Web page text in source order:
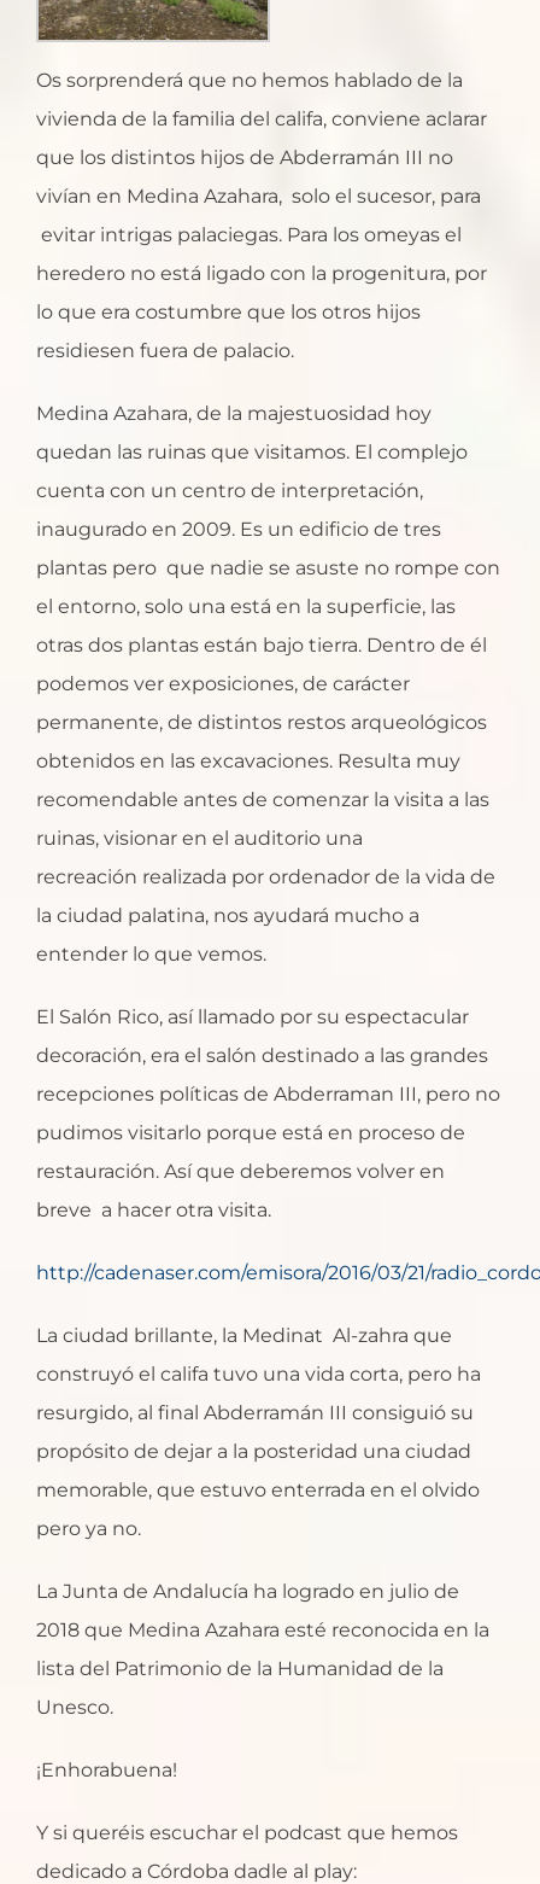
Os sorprenderá que no hemos hablado de la
vivienda de la familia del califa, conviene aclarar
que los distintos hijos de Abderramán III no
vivían en Medina Azahara, solo el sucesor, para
evitar intrigas palaciegas. Para los omeyas el
heredero no está ligado con la progenitura, por
lo que era costumbre que los otros hijos
residiesen fuera de palacio.
Medina Azahara, de la majestuosidad hoy
quedan las ruinas que visitamos. El complejo
cuenta con un centro de interpretación,
inaugurado en 2009. Es un edificio de tres
plantas pero que nadie se asuste no rompe con
el entorno, solo una está en la superficie, las
otras dos plantas están bajo tierra. Dentro de él
podemos ver exposiciones, de carácter
permanente, de distintos restos arqueológicos
obtenidos en las excavaciones. Resulta muy
recomendable antes de comenzar la visita a las
ruinas, visionar en el auditorio una
recreación realizada por ordenador de la vida de
la ciudad palatina, nos ayudará mucho a
entender lo que vemos.
El Salón Rico, así llamado por su espectacular
decoración, era el salón destinado a las grandes
recepciones políticas de Abderraman III, pero no
pudimos visitarlo porque está en proceso de
restauración. Así que deberemos volver en
breve a hacer otra visita.
http://cadenaser.com/emisora/2016/03/21/
La ciudad brillante, la Medinat Al-zahra que
construyó el califa tuvo una vida corta, pero ha
resurgido, al final Abderramán III consiguió su
propósito de dejar a la posteridad una ciudad
memorable, que estuvo enterrada en el olvido
pero ya no.
La Junta de Andalucía ha logrado en julio de
2018 que Medina Azahara esté reconocida en la
lista del Patrimonio de la Humanidad de la
Unesco.
¡Enhorabuena!
Y si queréis escuchar el podcast que hemos
dedicado a Córdoba dadle al play: